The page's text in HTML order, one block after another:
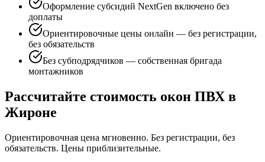
Оформление субсидий NextGen включено без
доплаты
Ориентировочные цены онлайн — без регистрации,
без обязательств
Без субподрядчиков — собственная бригада
монтажников
Рассчитайте стоимость окон ПВХ в
Жироне
Ориентировочная цена мгновенно. Без регистрации, без
обязательств. Цены приблизительные.